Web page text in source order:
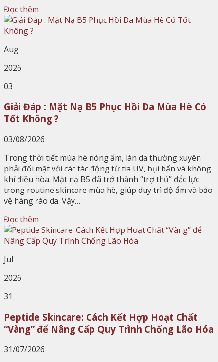
Đọc thêm
Aug
2026
03
Giải Đáp : Mặt Nạ B5 Phục Hồi Da Mùa Hè Có
Tốt Không ?
03/08/2026
Trong thời tiết mùa hè nóng ẩm, làn da thường xuyên
phải đối mặt với các tác động từ tia UV, bụi bẩn và không
khí điều hòa. Mặt nạ B5 đã trở thành “trợ thủ” đắc lực
trong routine skincare mùa hè, giúp duy trì độ ẩm và bảo
vệ hàng rào da. Vậy…
Đọc thêm
Jul
2026
31
Peptide Skincare: Cách Kết Hợp Hoạt Chất
“Vàng” để Nâng Cấp Quy Trình Chống Lão Hóa
31/07/2026